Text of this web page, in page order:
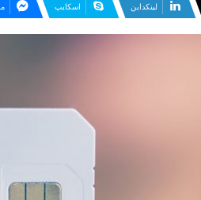
لینکداین اسکایپ